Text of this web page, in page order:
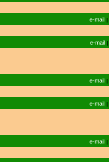
e-mail |
e-mail |
e-mail |
e-mail |
e-mail |